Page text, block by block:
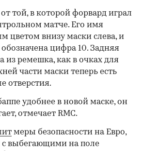
той, в которой форвард играл
матче. Его имя
цветом внизу маски слева, и
цифра 10. Задняя
из ремешка, как в очках для
части маски теперь есть
отверстия.
удобнее в новой маске, он
отмечает RMC.
меры безопасности на Евро,
с выбегающими на поле